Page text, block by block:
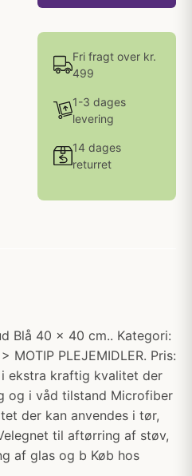
Fri fragt over kr.
499
1-3 dages
levering
14 dages
returret
Blå 40 x 40 cm.. Kategori:
MOTIP PLEJEMIDLER. Pris:
ekstra kraftig kvalitet der
og i våd tilstand Microfiber
der kan anvendes i tør,
til aftørring af støv,
af glas og b Køb hos